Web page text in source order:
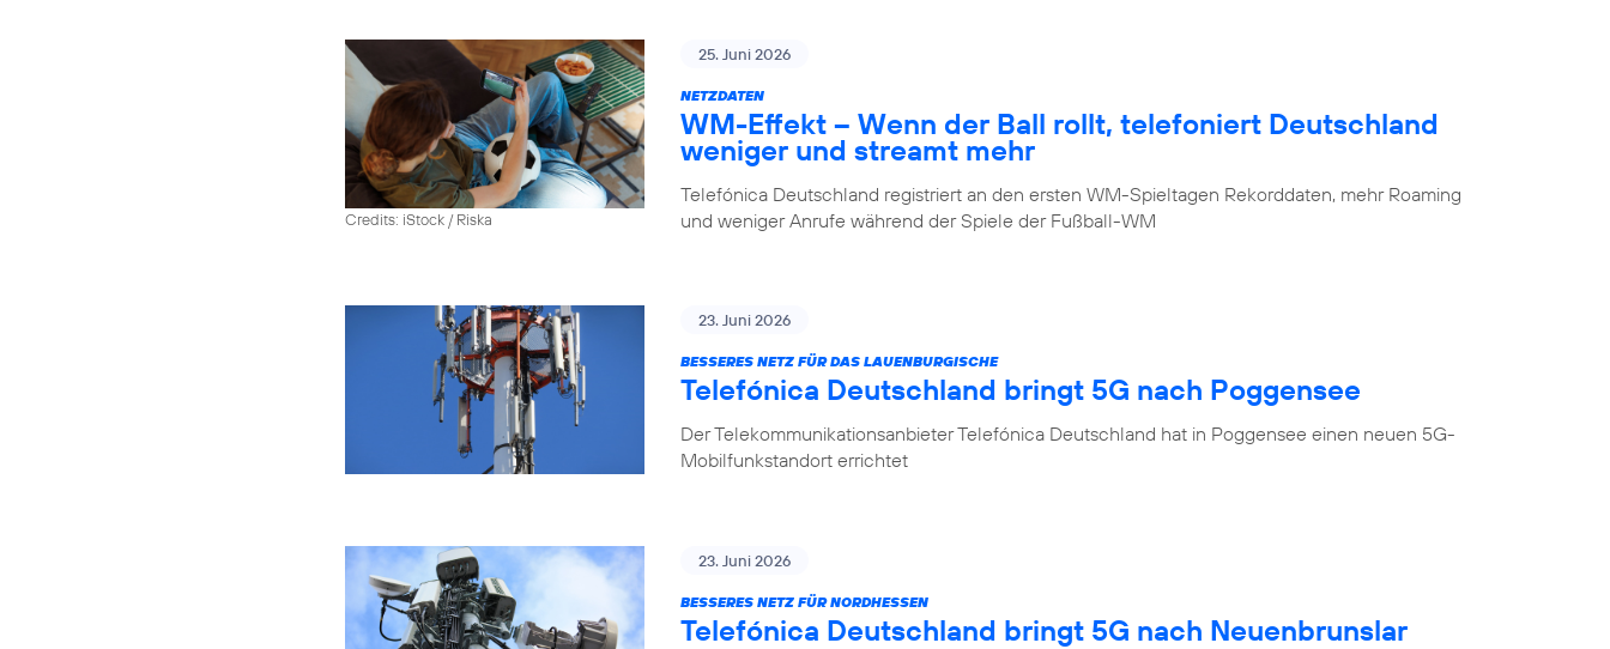
Credits: iStock / Riska
25. Juni 2026
NETZDATEN
WM-Effekt – Wenn der Ball rollt, telefoniert Deutschland
weniger und streamt mehr
Telefónica Deutschland registriert an den ersten WM-Spieltagen Rekorddaten, mehr Roaming
und weniger Anrufe während der Spiele der Fußball-WM
23. Juni 2026
BESSERES NETZ FÜR DAS LAUENBURGISCHE
Telefónica Deutschland bringt 5G nach Poggensee
Der Telekommunikationsanbieter Telefónica Deutschland hat in Poggensee einen neuen 5G-
Mobilfunkstandort errichtet
23. Juni 2026
BESSERES NETZ FÜR NORDHESSEN
Telefónica Deutschland bringt 5G nach Neuenbrunslar